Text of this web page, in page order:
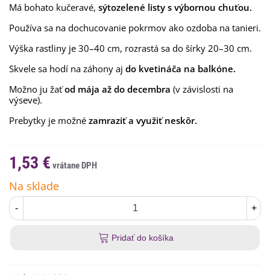
Má bohato kučeravé, sýtozelené listy s výbornou chuťou.
Používa sa na dochucovanie pokrmov ako ozdoba na tanieri.
Výška rastliny je 30–40 cm, rozrastá sa do šírky 20–30 cm.
Skvele sa hodí na záhony aj do kvetináča na balkóne.
Možno ju žaťod mája až do decembra (v závislosti na
výseve).
Prebytky je možné zamraziť a využiť neskôr.
1,53 €
Na sklade
- +
Pridať do košíka